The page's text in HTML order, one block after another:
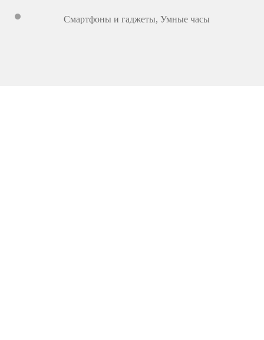
Смартфоны и гаджеты, Умные часы